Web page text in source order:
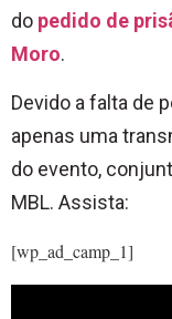
do pedido de
Moro.
Devido a falta de
apenas uma
do evento,
MBL. Assista:
[wp_ad_camp_1]